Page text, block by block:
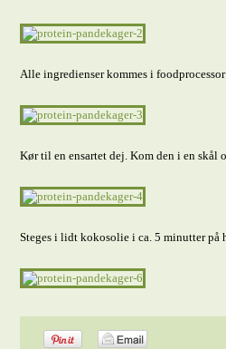
Alle ingredienser kommes i
Kør til en ensartet dej. Kom den i en skål
Steges i lidt kokosolie i ca. 5 minutter på